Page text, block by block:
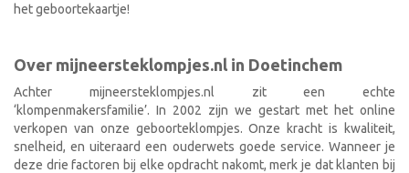
het geboortekaartje!
Over mijneersteklompjes.nl in Doetinchem
Achter mijneersteklompjes.nl zit een echte
‘klompenmakersfamilie’. In 2002 zijn we gestart met het online
verkopen van onze geboorteklompjes. Onze kracht is kwaliteit,
snelheid, en uiteraard een ouderwets goede service. Wanneer je
deze drie factoren bij elke opdracht nakomt, merk je dat klanten bij